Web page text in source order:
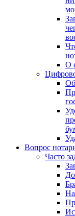
О
Вопрос
Часто